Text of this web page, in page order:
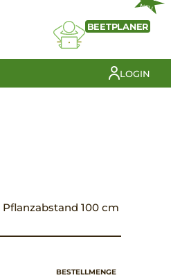
NEU
BEETPLANER
LOGIN
100 cm
BESTELLMENGE